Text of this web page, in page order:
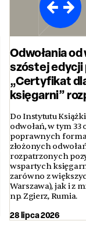
Odwołania
szóstej
„Certyfikat
księgarni”
Do Instytutu Książki
odwołań, w tym 33
poprawnych
złożonych
rozpatrzonych
wspartych
zarówno z
Warszawa), jak i z
np. Zgierz, Rumia.
28 lipca 2026